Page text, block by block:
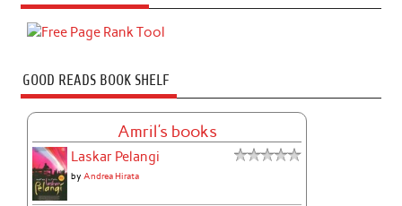
GOOD READS BOOK SHELF
Amril's books
Laskar Pelangi
byAndrea Hirata